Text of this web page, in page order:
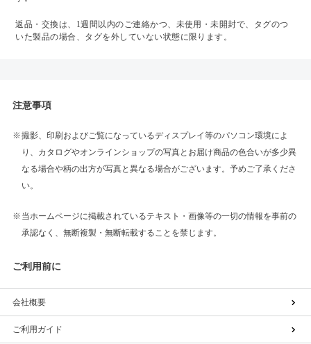
返品・交換は、1週間以内のご連絡かつ、未使用・未開封で、タグのつ
いた製品の場合、タグを外していない状態に限ります。
注意事項
撮影、印刷およびご覧になっているディスプレイ等のパソコン環境によ
り、カタログやオンラインショップの写真とお届け商品の色合いが多少異
なる場合や柄の出方が写真と異なる場合がございます。予めご了承くださ
い。
当ホームページに掲載されているテキスト・画像等の一切の情報を事前の
承認なく、無断複製・無断転載することを禁じます。
ご利用前に
会社概要
ご利用ガイド